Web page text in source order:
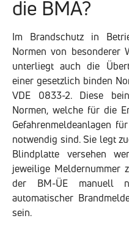
die BMA?
Im Brandschutz in
Normen von besonderer
unterliegt auch die
einer gesetzlich binden
VDE 0833-2. Diese
Normen, welche für die
Gefahrenmeldeanlagen
notwendig sind. Sie legt
Blindplatte versehen
jeweilige Meldernummer
der BM-ÜE manuell
automatischer
sein.